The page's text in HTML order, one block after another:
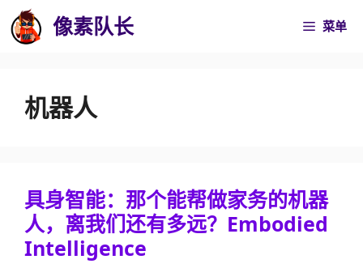
至
像素队长 菜单
机器人
具身智能：那个能帮做家务的机器
人，离我们还有多远？Embodied
Intelligence